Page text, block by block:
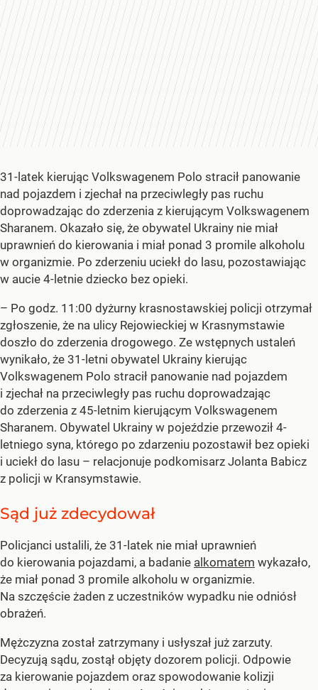
31-latek kierując Volkswagenem Polo stracił panowanie
nad pojazdem i zjechał na przeciwległy pas ruchu
doprowadzając do zderzenia z kierującym Volkswagenem
Sharanem. Okazało się, że obywatel Ukrainy nie miał
uprawnień do kierowania i miał ponad 3 promile alkoholu
w organizmie. Po zderzeniu uciekł do lasu, pozostawiając
w aucie 4-letnie dziecko bez opieki.
– Po godz. 11:00 dyżurny krasnostawskiej policji otrzymał
zgłoszenie, że na ulicy Rejowieckiej w Krasnymstawie
doszło do zderzenia drogowego. Ze wstępnych ustaleń
wynikało, że 31-letni obywatel Ukrainy kierując
Volkswagenem Polo stracił panowanie nad pojazdem
i zjechał na przeciwległy pas ruchu doprowadzając
do zderzenia z 45-letnim kierującym Volkswagenem
Sharanem. Obywatel Ukrainy w pojeździe przewoził 4-
letniego syna, którego po zdarzeniu pozostawił bez opieki
i uciekł do lasu – relacjonuje podkomisarz Jolanta Babicz
z policji w Kransymstawie.
Sąd już zdecydował
Policjanci ustalili, że 31-latek nie miał uprawnień
do kierowania pojazdami, a badanie alkomatem wykazało,
że miał ponad 3 promile alkoholu w organizmie.
Na szczęście żaden z uczestników wypadku nie odniósł
obrażeń.
Mężczyzna został zatrzymany i usłyszał już zarzuty.
Decyzują sądu, zostął objęty dozorem policji. Odpowie
za kierowanie pojazdem oraz spowodowanie kolizji